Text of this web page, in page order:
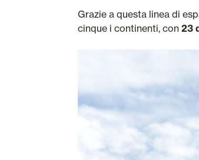
Grazie a questa linea di
cinque i continenti, con 23